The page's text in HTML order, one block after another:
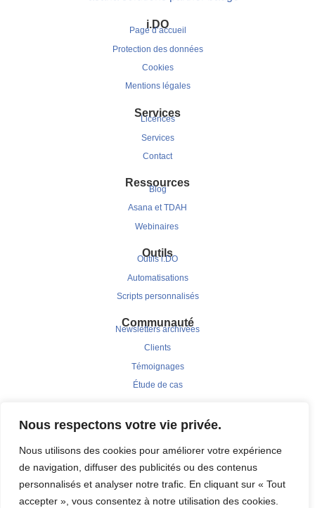
Nous respectons votre vie privée.
Nous utilisons des cookies pour améliorer votre expérience
de navigation, diffuser des publicités ou des contenus
personnalisés et analyser notre trafic. En cliquant sur « Tout
accepter », vous consentez à notre utilisation des cookies.
i.DO
Page d’accueil
Protection des données
Cookies
Mentions légales
Services
Licences
Services
Contact
Ressources
Blog
Asana et TDAH
Webinaires
Outils
Outils i.DO
Automatisations
Scripts personnalisés
Communauté
Newsletters archivées
Clients
Témoignages
Étude de cas
Fait avec ❤️ par l’agenceBetrue